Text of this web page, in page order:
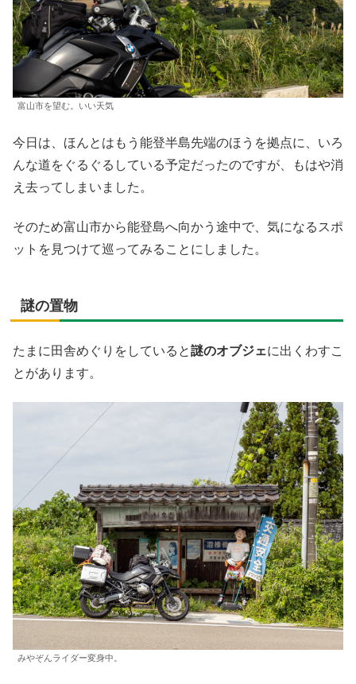
富山市を望む。いい天気
今日は、ほんとはもう能登半島先端のほうを拠点に、いろ
んな道をぐるぐるしている予定だったのですが、もはや消
え去ってしまいました。
そのため富山市から能登島へ向かう途中で、気になるスポ
ットを見つけて巡ってみることにしました。
謎の置物
たまに田舎めぐりをしていると謎のオブジェに出くわすこ
とがあります。
みやぞんライダー変身中。